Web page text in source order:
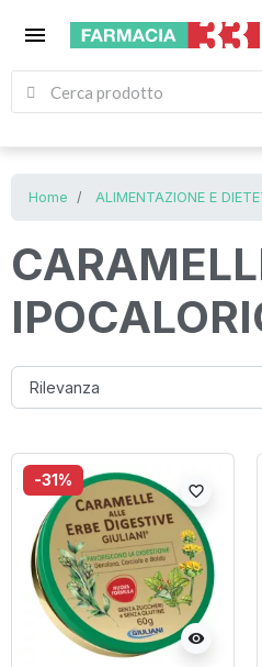
menu
Home ALIMENTAZIONE E
-31%
visibility
favorite_border